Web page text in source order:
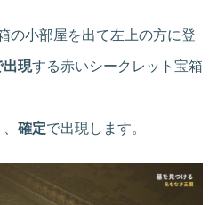
の小部屋を出て左上の方に登
出現する赤いシークレット宝箱
確定で出現します。